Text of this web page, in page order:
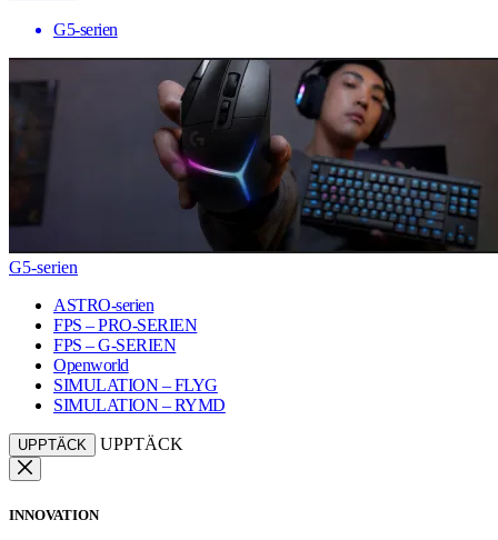
G5-serien
G5-serien
ASTRO-serien
FPS – PRO-SERIEN
FPS – G-SERIEN
Openworld
SIMULATION – FLYG
SIMULATION – RYMD
UPPTÄCK UPPTÄCK
INNOVATION